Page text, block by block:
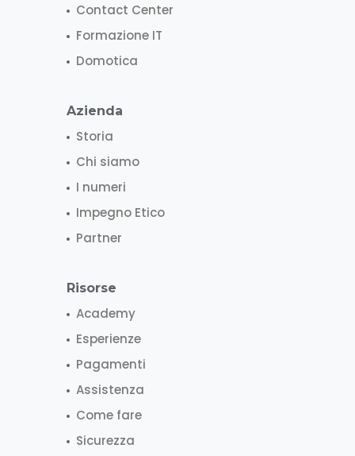
Contact Center
Formazione IT
Domotica
Azienda
Storia
Chi siamo
I numeri
Impegno Etico
Partner
Risorse
Academy
Esperienze
Pagamenti
Assistenza
Come fare
Sicurezza